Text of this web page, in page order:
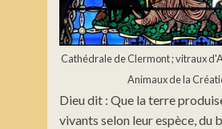
Cathédrale de Clermont ; vitraux
Animaux de la
Dieu dit : Que la terre
vivants selon leur espèce, du